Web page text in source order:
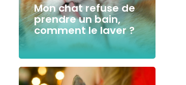
Mon chat refuse de
prendre un bain,
comment le laver ?